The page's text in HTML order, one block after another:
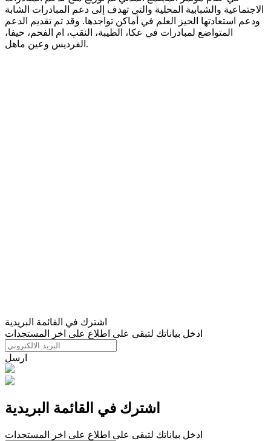
الاجتماعية والشبابية المحلية والتي تهدف إلى دعم المبادرات الشابة
ودعم استعادتها الحيز العلم في أماكن تواجدها. وقد تم تقديم الدعم
المتواضع لمبادرات في عكا، الطيبة، النقب، ام الفحم، حيفا،
الفرديس وعين ماهل.
اشترك في القائمة البريدية
ادخل بياناتك لتبقى على اطلاع على اخر المستجدات
ارسل
اشترك في القائمة البريدية
ادخل بياناتك لتبقى على اطلاع على اخر المستجدات